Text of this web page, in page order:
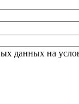
данных на